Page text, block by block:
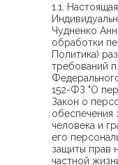
1.1.
Чудненко
обработки
Политика)
требований п.
152-ФЗ "О
Закон о
обеспечения
человека и
его
защиты прав
частной